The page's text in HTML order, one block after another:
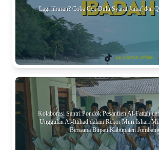
Lagi liburan? Coba Cek Dulu Syarat Jama’ dan
Kolaborasi Santri Pondok Pesantren Al-Fattah
Unggulan Al-Ittihad dalam Rekor Muri Ishari
Bersama Bupati Kabupaten